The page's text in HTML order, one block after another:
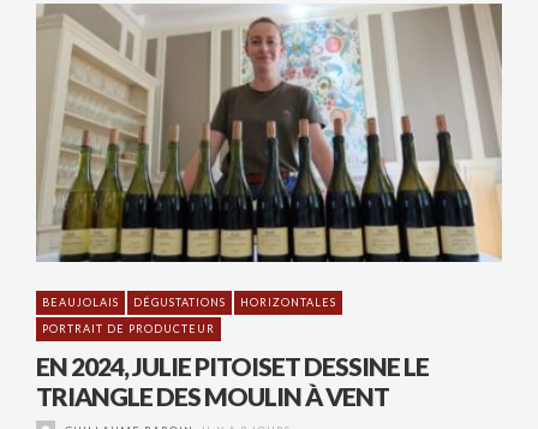
BEAUJOLAIS DÉGUSTATIONS
HORIZONTALES
PORTRAIT DE PRODUCTEUR
EN 2024, JULIE PITOISET DESSINE LE
TRIANGLE DES MOULIN À VENT